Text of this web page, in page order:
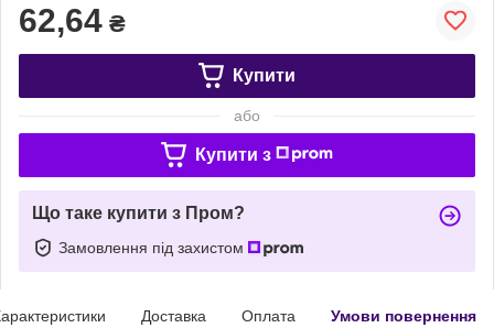
62,64 ₴
Купити
або
Купити з
Що таке купити з Пром?
Замовлення під захистом
Доставка Оплата Умови повернення